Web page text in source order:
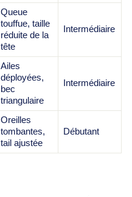
Queue
touffue, taille
réduite de la
tête
Intermédiaire
Ailes
déployées,
bec
triangulaire
Intermédiaire
Oreilles
tombantes,
tail ajustée
Débutant